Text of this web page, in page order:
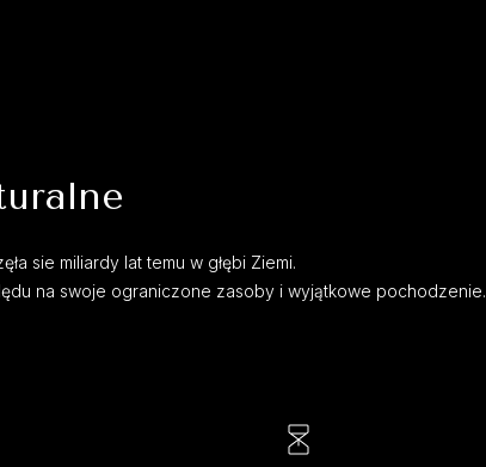
sie miliardy lat temu w głębi Ziemi.
na swoje ograniczone zasoby i wyjątkowe pochodzenie.